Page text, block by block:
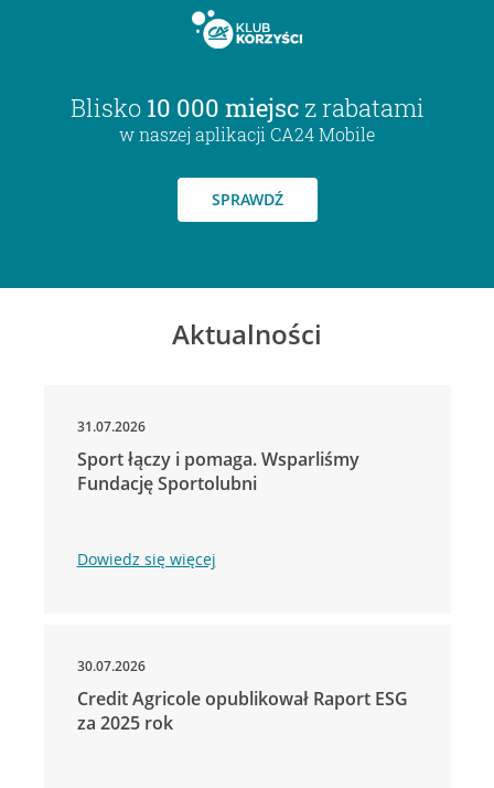
Blisko 10 000 miejsc z rabatami
w naszej aplikacji CA24 Mobile
SPRAWDŹ
Aktualności
31.07.2026
Sport łączy i pomaga. Wsparliśmy
Fundację Sportolubni
Dowiedz się więcej
30.07.2026
Credit Agricole opublikował Raport ESG
za 2025 rok